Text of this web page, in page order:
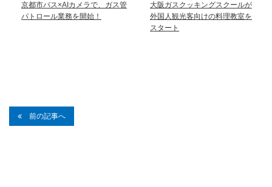
京都市バス×AIカメラで、ガス管
パトロール業務を開始！
大阪ガスクッキングスクールが
外国人観光客向けの料理教室を
スタート
前の記事へ